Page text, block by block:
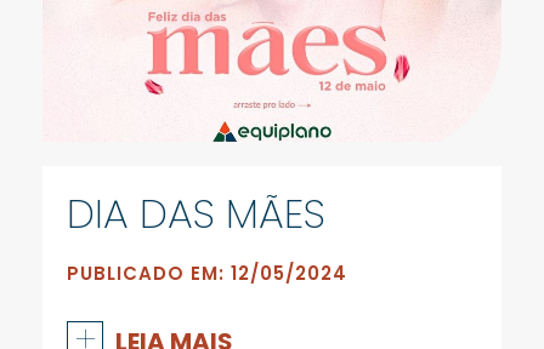
DIA DAS MÃES
PUBLICADO EM: 12/05/2024
LEIA MAIS